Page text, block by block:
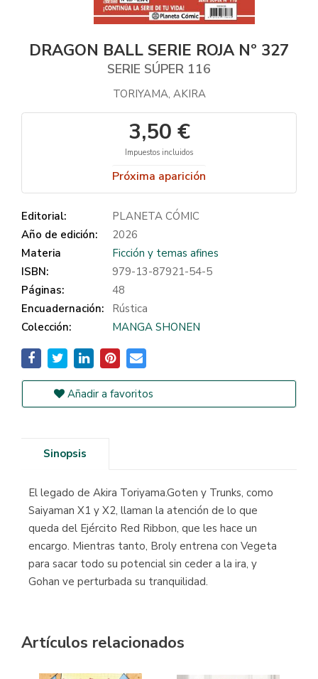
DRAGON BALL SERIE ROJA Nº 327
SERIE SÚPER 116
TORIYAMA, AKIRA
3,50 €
Impuestos incluidos
Próxima aparición
Editorial:
PLANETA CÓMIC
Año de edición:
2026
Materia
Ficción y temas afines
ISBN:
979-13-87921-54-5
Páginas:
48
Encuadernación:
Rústica
Colección:
MANGA SHONEN
Añadir a favoritos
Sinopsis
El legado de Akira Toriyama.Goten y Trunks, como
Saiyaman X1 y X2, llaman la atención de lo que
queda del Ejército Red Ribbon, que les hace un
encargo. Mientras tanto, Broly entrena con Vegeta
para sacar todo su potencial sin ceder a la ira, y
Gohan ve perturbada su tranquilidad.
Artículos relacionados